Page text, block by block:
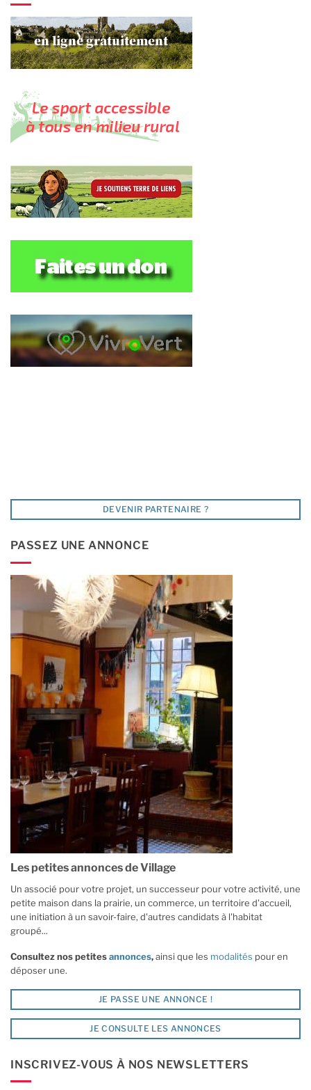
DEVENIR PARTENAIRE ?
PASSEZ UNE ANNONCE
Les petites annonces de Village
Un associé pour votre projet, un successeur pour votre activité, une
petite maison dans la prairie, un commerce, un territoire d'accueil,
une initiation à un savoir-faire, d'autres candidats à l'habitat
groupé...
Consultez nos petitesannonces,ainsi que les modalités pour en
déposer une.
JE PASSE UNE ANNONCE !
JE CONSULTE LES ANNONCES
INSCRIVEZ-VOUS À NOS NEWSLETTERS